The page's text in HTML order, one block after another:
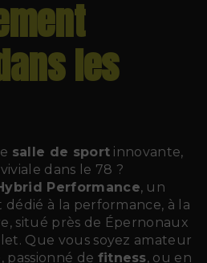
les
salle de sport innovante,
dans le 78 ?
Performance, un
à la performance, à la
situé près de Épernonaux
Que vous soyez amateur
passionné de fitness, ou en